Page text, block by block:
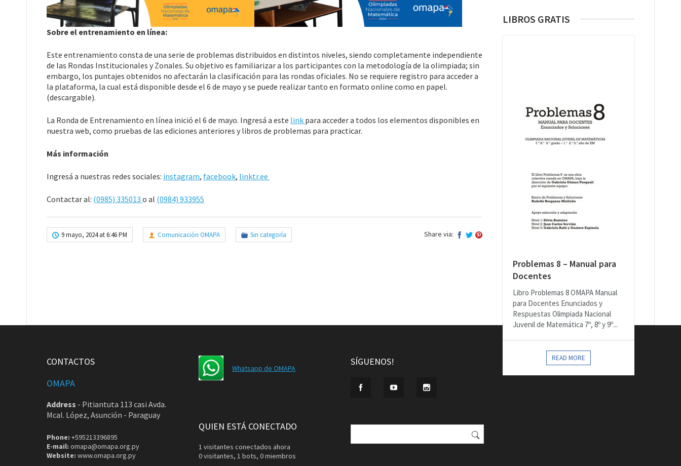
Sobre el entrenamiento en línea:
Este entrenamiento consta de una serie de problemas distribuidos en distintos niveles, siendo completamente independiente
de las Rondas Institucionales y Zonales. Su objetivo es familiarizar a los participantes con la metodología de la olimpiada; sin
embargo, los puntajes obtenidos no afectarán la clasificación para las rondas oficiales. No se requiere registro para acceder a
la plataforma, la cual está disponible desde el 6 de mayo y se puede realizar tanto en formato online como en papel.
(descargable).
La Ronda de Entrenamiento en línea inició el 6 de mayo. Ingresá a este link para acceder a todos los elementos disponibles en
nuestra web, como pruebas de las ediciones anteriores y libros de problemas para practicar.
Más información
Ingresá a nuestras redes sociales: instagram, facebook, linktr.ee
Contactar al: (0985) 335013 o al (0984) 933955
9 mayo, 2024 at 6:46 PM Comunicación OMAPA Sin categoría Share via:
LIBROS GRATIS
Problemas 8 – Manual para
Docentes
Libro Problemas 8 OMAPA Manual
para Docentes Enunciados y
Respuestas Olimpiada Nacional
Juvenil de Matemática 7º, 8º y 9º...
READ MORE
CONTACTOS
OMAPA
Address - Pitiantuta 113 casi Avda.
Mcal. López, Asunción - Paraguay
Phone: +595213396895
E-mail: omapa@omapa.org.py
Website: www.omapa.org.py
Whatsapp de OMAPA
SÍGUENOS!
QUIEN ESTÁ CONECTADO
1 visitantes conectados ahora
0 visitantes, 1 bots, 0 miembros
Buscar: